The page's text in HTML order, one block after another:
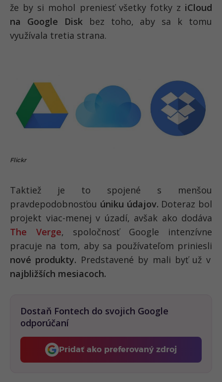
že by si mohol preniesť všetky fotky z iCloud
na Google Disk bez toho, aby sa k tomu
využívala tretia strana.
Flickr
Taktiež je to spojené s menšou
pravdepodobnosťou úniku údajov. Doteraz bol
projekt viac-menej v úzadí, avšak ako dodáva
The Verge, spoločnosť Google intenzívne
pracuje na tom, aby sa používateľom priniesli
nové produkty. Predstavené by mali byť už v
najbližších mesiacoch.
Dostaň Fontech do svojich Google
odporúčaní
Pridať ako preferovaný zdroj
Fontech, odkaz sa otvorí v